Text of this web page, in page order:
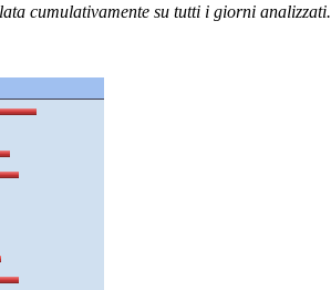
cumulativamente su tutti i giorni analizzati.